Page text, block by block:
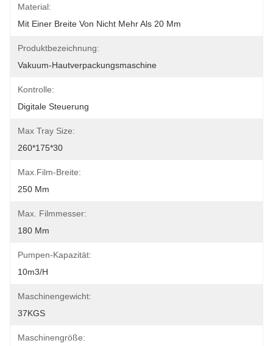
Material:
Mit Einer Breite Von Nicht Mehr Als 20 Mm
Produktbezeichnung:
Vakuum-Hautverpackungsmaschine
Kontrolle:
Digitale Steuerung
Max Tray Size:
260*175*30
Max.Film-Breite:
250 Mm
Max. Filmmesser:
180 Mm
Pumpen-Kapazität:
10m3/h
Maschinengewicht:
37KGS
Maschinengröße: